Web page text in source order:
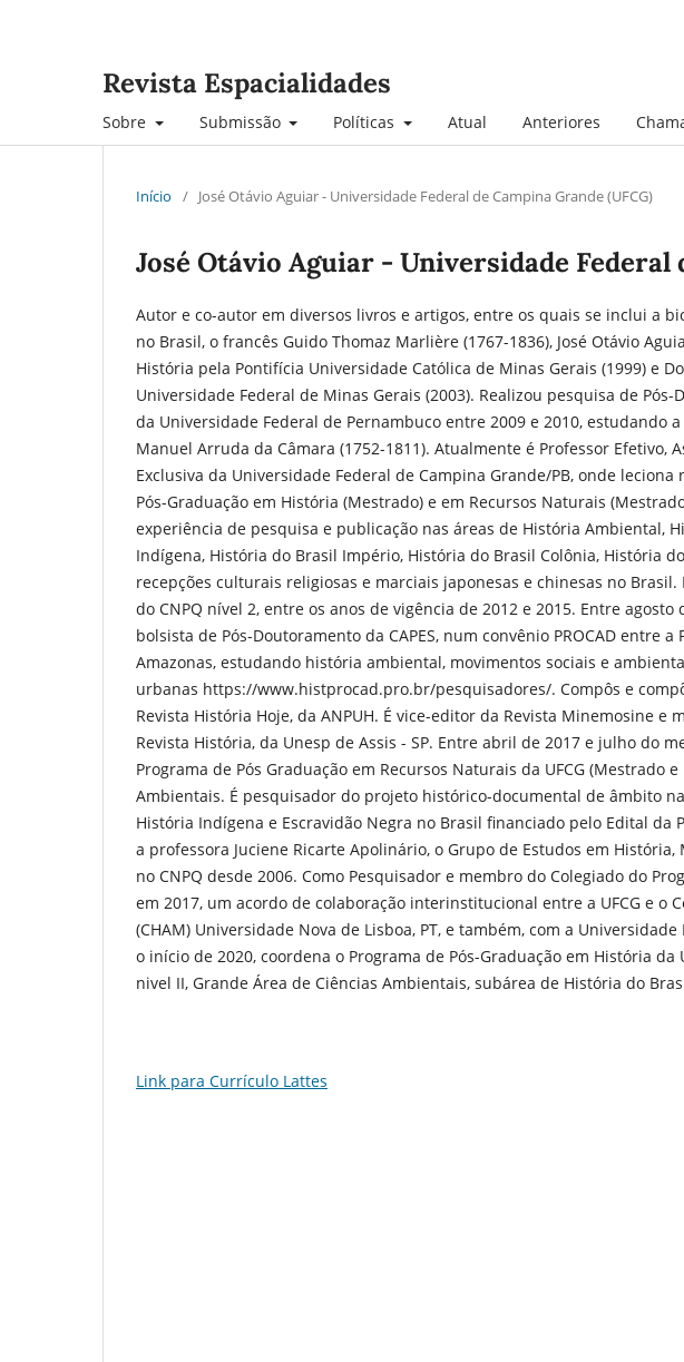
Revista Espacialidades
Sobre Submissão Políticas Atual Anteriores
Início / José Otávio Aguiar - Universidade Federal de Campina Grande (UFCG)
José Otávio Aguiar - Universidade Federal
Autor e co-autor em diversos livros e artigos, entre os quais se inclui a
no Brasil, o francês Guido Thomaz Marlière (1767-1836), José Otávio
História pela Pontifícia Universidade Católica de Minas Gerais (1999) e
Universidade Federal de Minas Gerais (2003). Realizou pesquisa de
da Universidade Federal de Pernambuco entre 2009 e 2010, estudando
Manuel Arruda da Câmara (1752-1811). Atualmente é Professor Efetivo,
Exclusiva da Universidade Federal de Campina Grande/PB, onde
Pós-Graduação em História (Mestrado) e em Recursos Naturais
experiência de pesquisa e publicação nas áreas de História Ambiental,
Indígena, História do Brasil Império, História do Brasil Colônia, História
recepções culturais religiosas e marciais japonesas e chinesas no
do CNPQ nível 2, entre os anos de vigência de 2012 e 2015. Entre
bolsista de Pós-Doutoramento da CAPES, num convênio PROCAD entre a
Amazonas, estudando história ambiental, movimentos sociais e
urbanas https://www.histprocad.pro.br/pesquisadores/. Compôs e
Revista História Hoje, da ANPUH. É vice-editor da Revista Minemosine e
Revista História, da Unesp de Assis - SP. Entre abril de 2017 e julho do
Programa de Pós Graduação em Recursos Naturais da UFCG (Mestrado
Ambientais. É pesquisador do projeto histórico-documental de âmbito
História Indígena e Escravidão Negra no Brasil financiado pelo Edital
a professora Juciene Ricarte Apolinário, o Grupo de Estudos em
no CNPQ desde 2006. Como Pesquisador e membro do Colegiado do
em 2017, um acordo de colaboração interinstitucional entre a UFCG e o
(CHAM) Universidade Nova de Lisboa, PT, e também, com a
o início de 2020, coordena o Programa de Pós-Graduação em História da
nivel II, Grande Área de Ciências Ambientais, subárea de História do
Link para Currículo Lattes